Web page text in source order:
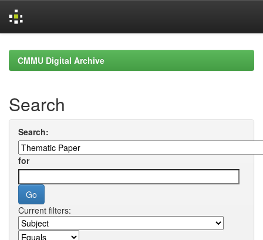
navigationCMMU Digital Archive
Search
Search:
for
Current filters: